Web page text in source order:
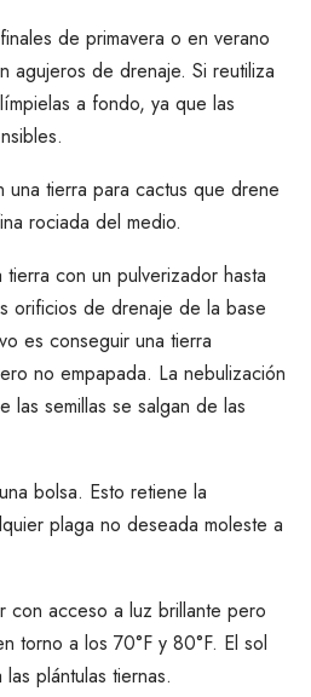
de primavera o en verano
agujeros de drenaje. Si reutiliza
a fondo, ya que las
una tierra para cactus que drene
rociada del medio.
tierra con un pulverizador hasta
orificios de drenaje de la base
es conseguir una tierra
no empapada. La nebulización
las semillas se salgan de las
bolsa. Esto retiene la
plaga no deseada moleste a
con acceso a luz brillante pero
torno a los 70°F y 80°F. El sol
plántulas tiernas.